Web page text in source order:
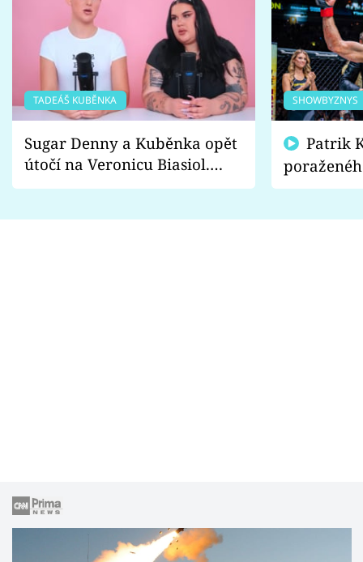
TADEÁŠ KUBĚNKA
Sugar Denny a Kuběnka opět
útočí na Veronicu Biasiol.
Proč je podle nich falešná a
SHOWBYZNYS
fanoušci